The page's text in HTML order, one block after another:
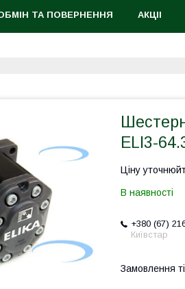
ТА ПОВЕРНЕННЯ АКЦІІ
ELI3-
Ціну
В наявності
+380 (67)
Київстар
Замовлення